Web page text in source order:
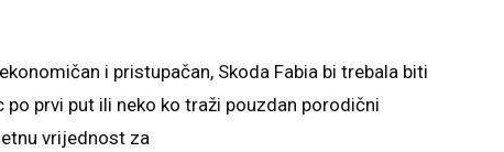
i pristupačan, Skoda Fabia bi trebala biti
prvi put ili neko ko traži pouzdan porodični
vrijednost za